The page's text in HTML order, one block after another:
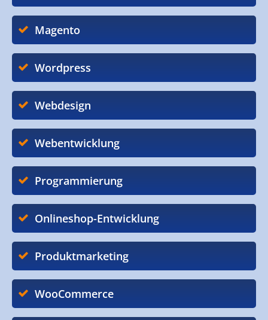
Magento
Wordpress
Webdesign
Webentwicklung
Programmierung
Onlineshop-Entwicklung
Produktmarketing
WooCommerce